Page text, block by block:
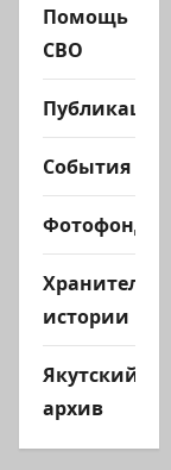
Помощь
СВО
Публикации
События
Фотофонд
Хранители
истории
Якутский
архив